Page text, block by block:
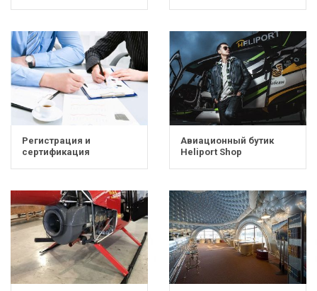
Регистрация и
сертификация
Авиационный бутик
Heliport Shop